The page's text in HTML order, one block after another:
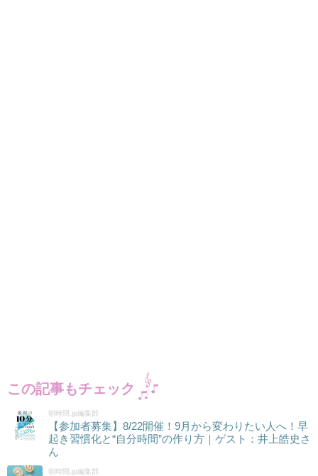
この記事もチェック
朝時間.jp編集部
【参加者募集】8/22開催！9月から変わりたい人へ！早
起き習慣化と“自分時間”の作り方｜ゲスト：井上皓史さ
ん
朝時間.jp編集部